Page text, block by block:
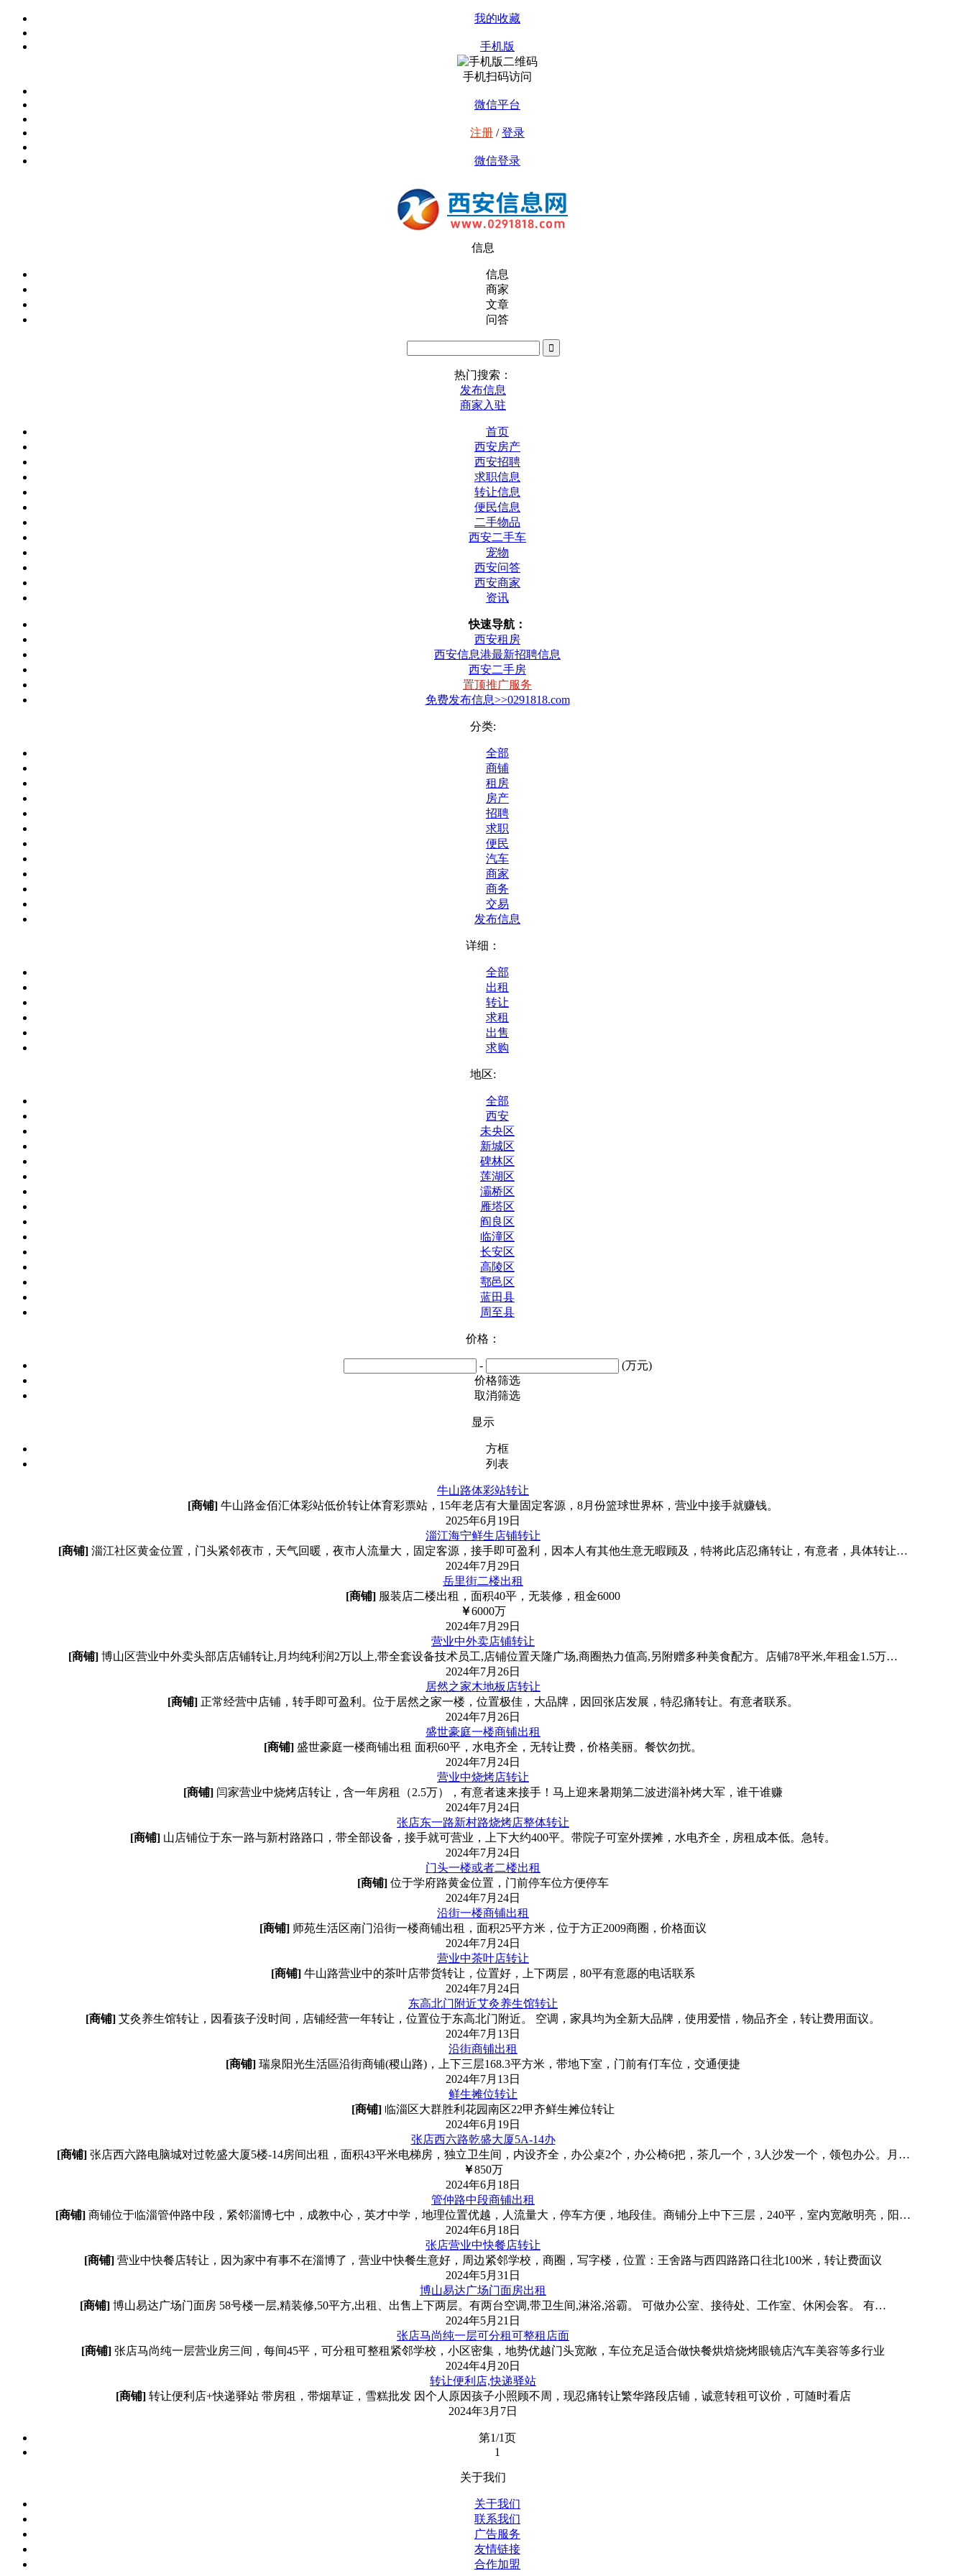
我的收藏
手机版
手机扫码访问
微信平台
注册 /登录
微信登录
信息
信息
商家
文章
问答
热门搜索：
发布信息
商家入驻
首页
西安房产
西安招聘
求职信息
转让信息
便民信息
二手物品
西安二手车
宠物
西安问答
西安商家
资讯
快速导航：
西安租房
西安信息港最新招聘信息
西安二手房
置顶推广服务
免费发布信息>>0291818.com
分类:
全部
商铺
租房
房产
招聘
求职
便民
汽车
商家
商务
交易
发布信息
详细：
全部
出租
转让
求租
出售
求购
地区:
全部
西安
未央区
新城区
碑林区
莲湖区
灞桥区
雁塔区
阎良区
临潼区
长安区
高陵区
鄠邑区
蓝田县
周至县
价格：
-
(万元)
价格筛选
取消筛选
显示
方框
列表
牛山路体彩站转让
[商铺] 牛山路金佰汇体彩站低价转让体育彩票站，15年老店有大量固定客源，8月份篮球世界杯，营业中接手就赚钱。
2025年6月19日
淄江海宁鲜生店铺转让
[商铺] 淄江社区黄金位置，门头紧邻夜市，天气回暖，夜市人流量大，固定客源，接手即可盈利，因本人有其他生意无暇顾及，特将此店忍痛转让，有意者，具体转让…
2024年7月29日
岳里街二楼出租
[商铺] 服装店二楼出租，面积40平，无装修，租金6000
￥6000万
2024年7月29日
营业中外卖店铺转让
[商铺] 博山区营业中外卖头部店店铺转让,月均纯利润2万以上,带全套设备技术员工,店铺位置天隆广场,商圈热力值高,另附赠多种美食配方。店铺78平米,年租金1.5万…
2024年7月26日
居然之家木地板店转让
[商铺] 正常经营中店铺，转手即可盈利。位于居然之家一楼，位置极佳，大品牌，因回张店发展，特忍痛转让。有意者联系。
2024年7月26日
盛世豪庭一楼商铺出租
[商铺] 盛世豪庭一楼商铺出租 面积60平，水电齐全，无转让费，价格美丽。餐饮勿扰。
2024年7月24日
营业中烧烤店转让
[商铺] 闫家营业中烧烤店转让，含一年房租（2.5万），有意者速来接手！马上迎来暑期第二波进淄补烤大军，谁干谁赚
2024年7月24日
张店东一路新村路烧烤店整体转让
[商铺] 山店铺位于东一路与新村路路口，带全部设备，接手就可营‌‌业，上下大约400平。带院子可室外摆摊，水电齐全，房租成本低。急转。
2024年7月24日
门头一楼或者二楼出租
[商铺] 位于学府路黄金位置，门前停车位方便停车
2024年7月24日
沿街一楼商铺出租
[商铺] 师苑生活区南门沿街一楼商铺出租，面积25平方米，位于方正2009商圈，价格面议
2024年7月24日
营业中茶叶店转让
[商铺] 牛山路营业中的茶叶店带货转让，位置好，上下两层，80平有意愿的电话联系
2024年7月24日
东高北门附近艾灸养生馆转让
[商铺] 艾灸养生馆转让，因看孩子没时间，店铺经营一年转让，位置位于东高北门附近。 空调，家具均为全新大品牌，使用爱惜，物品齐全，转让费用面议。
2024年7月13日
沿街商铺出租
[商铺] 瑞泉阳光生活區沿街商铺(稷山路)，上下三层168.3平方米，带地下室，门前有仃车位，交通便捷
2024年7月13日
鲜生摊位转让
[商铺] 临淄区大群胜利花园南区22甲齐鲜生摊位转让
2024年6月19日
张店西六路乾盛大厦5A-14办
[商铺]张店西六路电脑城对过乾盛大厦5楼-14房间出租，面积43平米电梯房，独立卫生间，内设齐全，办公桌2个，办公椅6把，茶几一个，3人沙发一个，领包办公。月…
￥850万
2024年6月18日
管仲路中段商铺出租
[商铺] 商铺位于临淄管仲路中段，紧邻淄博七中，成教中心，英才中学，地理位置优越，人流量大，停车方便，地段佳。商铺分上中下三层，240平，室内宽敞明亮，阳…
2024年6月18日
张店营业中快餐店转让
[商铺] 营业中快餐店转让，因为家中有事不在淄博了，营业中快餐生意好，周边紧邻学校，商圈，写字楼，位置：王舍路与西四路路口往北100米，转让费面议
2024年5月31日
博山易达广场门面房出租
[商铺] 博山易达广场门面房 58号楼一层,精装修,50平方,出租、出售上下两层。有两台空调,带卫生间,淋浴,浴霸。 可做办公室、接待处、工作室、休闲会客。 有…
2024年5月21日
张店马尚纯一层可分租可整租店面
[商铺] 张店马尚纯一层营业房三间，每间45平，可分租可整租紧邻学校，小区密集，地势优越门头宽敞，车位充足适合做快餐烘焙烧烤眼镜店汽车美容等多行业
2024年4月20日
转让便利店,快递驿站
[商铺]转让便利店+快递驿站 带房租，带烟草证，雪糕批发 因个人原因孩子小照顾不周，现忍痛转让繁华路段店铺，诚意转租可议价，可随时看店
2024年3月7日
第1/1页
1
关于我们
关于我们
联系我们
广告服务
友情链接
合作加盟